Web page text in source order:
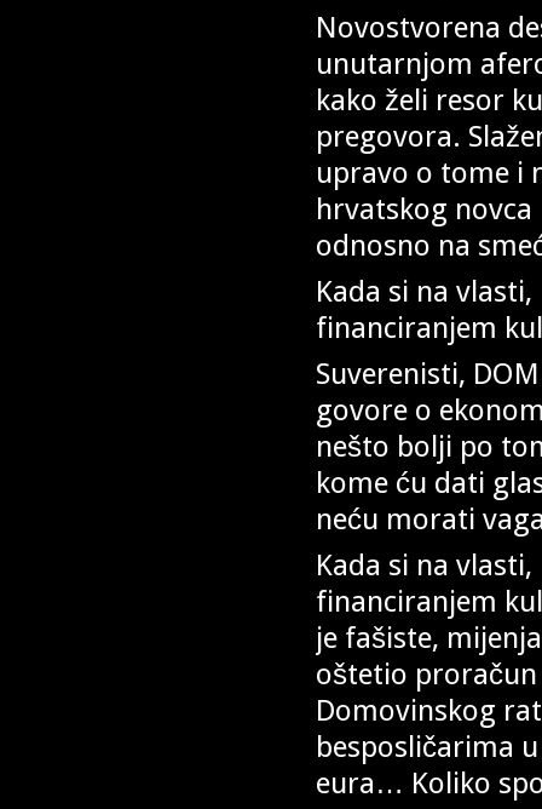
Novostvorena
unutarnjom
kako želi resor
pregovora.
upravo o tome i
hrvatskog
odnosno na
Kada si na
financiranjem
Suverenisti,
govore o
nešto bolji po
kome ću dati
neću morati
Kada si na
financiranjem
je fašiste,
oštetio proračun
Domovinskog
besposličarima
eura… Koliko